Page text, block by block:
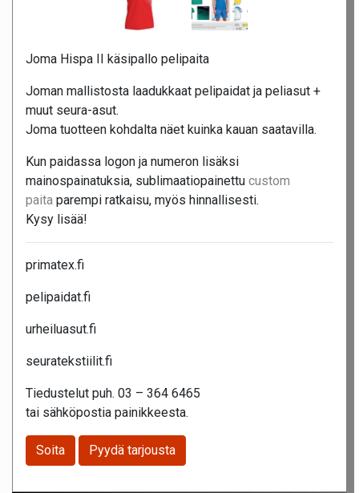
Joma Hispa II käsipallo pelipaita
Joman mallistosta laadukkaat pelipaidat ja peliasut +
muut seura-asut.
Joma tuotteen kohdalta näet kuinka kauan saatavilla.
Kun paidassa logon ja numeron lisäksi
mainospainatuksia, sublimaatiopainettu custom
paita parempi ratkaisu, myös hinnallisesti.
Kysy lisää!
primatex.fi
pelipaidat.fi
urheiluasut.fi
seuratekstiilit.fi
Tiedustelut puh. 03 – 364 6465
tai sähköpostia painikkeesta.
Soita Pyydä tarjousta